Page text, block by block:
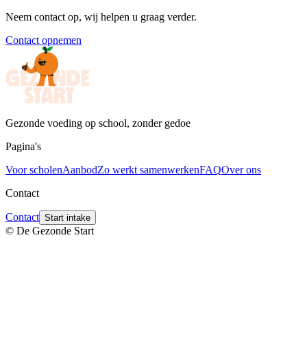
Neem contact op, wij helpen u graag verder.
Contact opnemen
Gezonde voeding op school, zonder gedoe
Pagina's
Voor scholenAanbodZo werkt samenwerkenFAQOver ons
Contact
Contact Start intake
© De Gezonde Start